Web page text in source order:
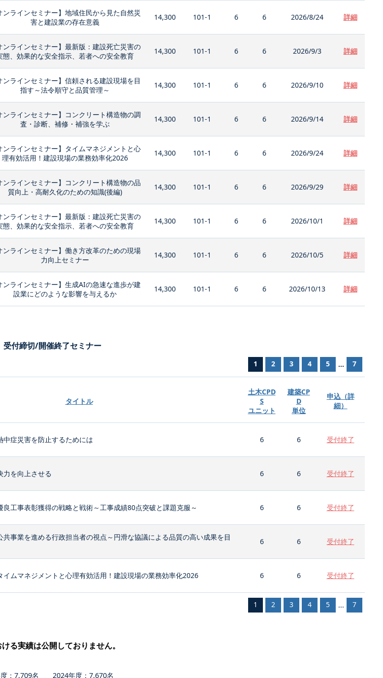
ンラインセミナー】地域住民から見た自然災
害と建設業の存在意義
14,300 101-1 6 6 2026/8/24 詳細
ンラインセミナー】最新版：建設死亡災害の
態、効果的な安全指示、若者への安全教育
14,300 101-1 6 6 2026/9/3 詳細
ンラインセミナー】信頼される建設現場を目
指す～法令順守と品質管理～
14,300 101-1 6 6 2026/9/10 詳細
ンラインセミナー】コンクリート構造物の調
査・診断、補修・補強を学ぶ
14,300 101-1 6 6 2026/9/14 詳細
ンラインセミナー】タイムマネジメントと心
理有効活用！建設現場の業務効率化2026
14,300 101-1 6 6 2026/9/24 詳細
ンラインセミナー】コンクリート構造物の品
質向上・高耐久化のための知識(後編)
14,300 101-1 6 6 2026/9/29 詳細
ンラインセミナー】最新版：建設死亡災害の
態、効果的な安全指示、若者への安全教育
14,300 101-1 6 6 2026/10/1 詳細
ンラインセミナー】働き方改革のための現場
力向上セミナー
14,300 101-1 6 6 2026/10/5 詳細
ンラインセミナー】生成AIの急速な進歩が建
設業にどのような影響を与えるか
14,300 101-1 6 6 2026/10/13 詳細
受付締切/開催終了セミナー
1 2 3 4 5 ... 7
タイトル
土木CPD
S
ユニット
建築CP
D
単位
申込（詳
細）
中症災害を防止するためには 6 6 受付終了
力を向上させる 6 6 受付終了
良工事表彰獲得の戦略と戦術～工事成績80点突破と課題克服～ 6 6 受付終了
共事業を進める行政担当者の視点～円滑な協議による品質の高い成果を目
6 6 受付終了
イムマネジメントと心理有効活用！建設現場の業務効率化2026 6 6 受付終了
1 2 3 4 5 ... 7
る実績は公開しておりません。
7,709名 2024年度：7,670名